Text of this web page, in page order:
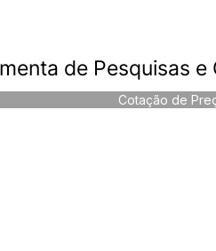
de Pesquisas
Cotação de